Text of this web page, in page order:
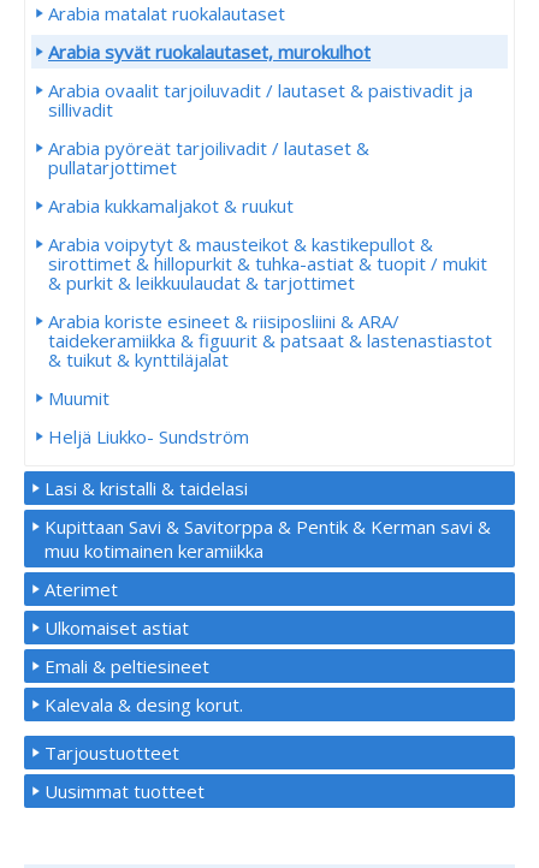
Arabia matalat ruokalautaset
Arabia syvät ruokalautaset, murokulhot
Arabia ovaalit tarjoiluvadit / lautaset & paistivadit ja
sillivadit
Arabia pyöreät tarjoilivadit / lautaset &
pullatarjottimet
Arabia kukkamaljakot & ruukut
Arabia voipytyt & mausteikot & kastikepullot &
sirottimet & hillopurkit & tuhka-astiat & tuopit / mukit
& purkit & leikkuulaudat & tarjottimet
Arabia koriste esineet & riisiposliini & ARA/
taidekeramiikka & figuurit & patsaat & lastenastiastot
& tuikut & kynttiläjalat
Muumit
Heljä Liukko- Sundström
Lasi & kristalli & taidelasi
Kupittaan Savi & Savitorppa & Pentik & Kerman savi &
muu kotimainen keramiikka
Aterimet
Ulkomaiset astiat
Emali & peltiesineet
Kalevala & desing korut.
Tarjoustuotteet
Uusimmat tuotteet